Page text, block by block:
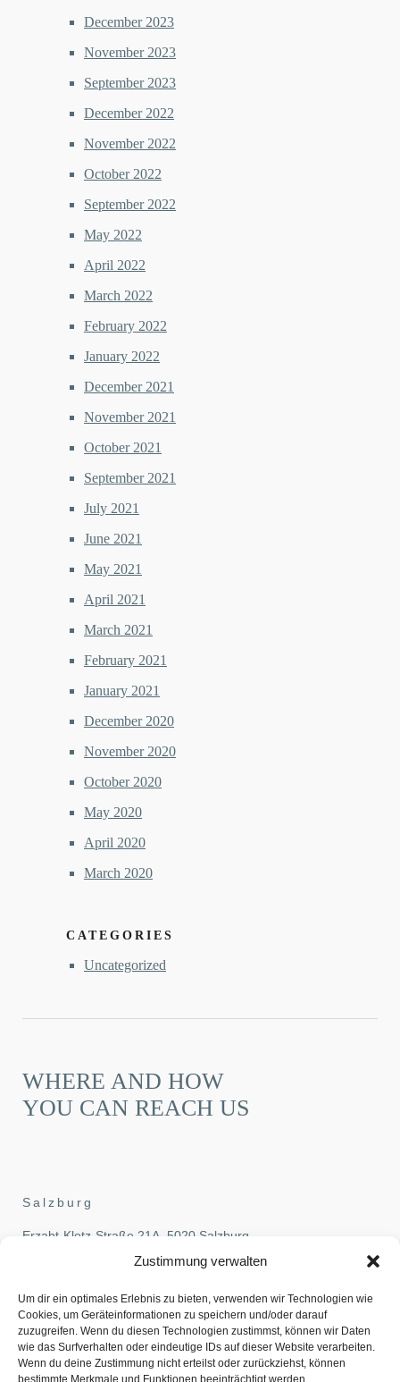
Zustimmung verwalten
Um dir ein optimales Erlebnis zu bieten, verwenden wir Technologien wie
Cookies, um Geräteinformationen zu speichern und/oder darauf
zuzugreifen. Wenn du diesen Technologien zustimmst, können wir Daten
wie das Surfverhalten oder eindeutige IDs auf dieser Website verarbeiten.
Wenn du deine Zustimmung nicht erteilst oder zurückziehst, können
bestimmte Merkmale und Funktionen beeinträchtigt werden.
December 2023
November 2023
September 2023
December 2022
November 2022
October 2022
September 2022
May 2022
April 2022
March 2022
February 2022
January 2022
December 2021
November 2021
October 2021
September 2021
July 2021
June 2021
May 2021
April 2021
March 2021
February 2021
January 2021
December 2020
November 2020
October 2020
May 2020
April 2020
March 2020
CATEGORIES
Uncategorized
WHERE AND HOW
YOU CAN REACH US
Salzburg
Erzabt-Klotz-Straße 21A, 5020 Salzburg
+43-662-827070,
Email:office@pehb.at
Vienna
Löwelstraße 14, 1010 Vienna